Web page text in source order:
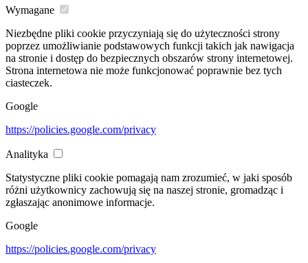
Wymagane
Niezbędne pliki cookie przyczyniają się do użyteczności strony
poprzez umożliwianie podstawowych funkcji takich jak nawigacja
na stronie i dostęp do bezpiecznych obszarów strony internetowej.
Strona internetowa nie może funkcjonować poprawnie bez tych
ciasteczek.
Google
https://policies.google.com/privacy
Analityka
Statystyczne pliki cookie pomagają nam zrozumieć, w jaki sposób
różni użytkownicy zachowują się na naszej stronie, gromadząc i
zgłaszając anonimowe informacje.
Google
https://policies.google.com/privacy